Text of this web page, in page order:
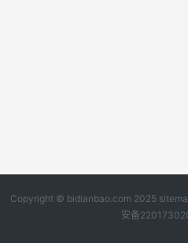
Copyright © bidianbao.com 2025
安备